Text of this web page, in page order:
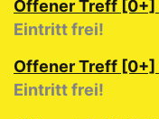
Offener Treff [0+]
Eintritt frei!
Offener Treff [0+]
Eintritt frei!